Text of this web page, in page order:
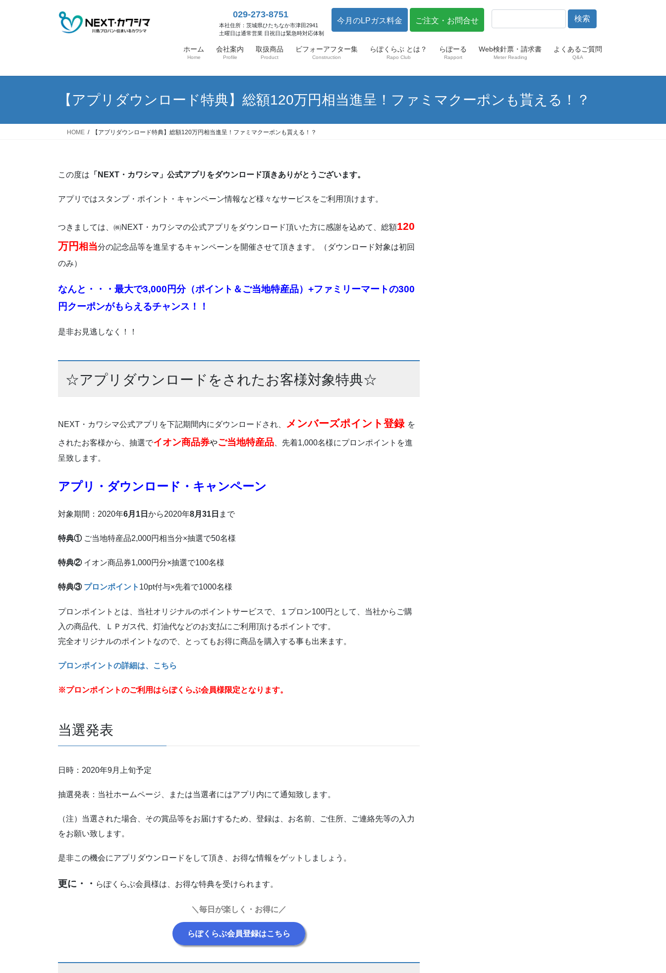
ス
ン
029-273-8751
本社住所：茨城県ひたちなか市津田2941
土曜日は通常営業 日祝日は緊急時対応体制
今月のLPガス料金 ご注文・お問合せ
ホーム
Home
会社案内
Profile
取扱商品
Product
ビフォーアフター集
Construction
らぽくらぶ とは？
Rapo Club
らぽーる
Rapport
Web検針票・請求書
Meter Reading
よくあるご質問
Q&A
【アプリダウンロード特典】総額120万円相当進呈！ファミマクーポンも貰える！？
HOME 【アプリダウンロード特典】総額120万円相当進呈！ファミマクーポンも貰える！？
この度は 「NEXT・カワシマ」公式アプリをダウンロード頂きありがとうございます。
アプリではスタンプ・ポイント・キャンペーン情報など様々なサービスをご利用頂けます。
つきましては、㈱NEXT・カワシマの公式アプリをダウンロード頂いた方に感謝を込めて、総額120
万円相当分の記念品等を進呈するキャンペーンを開催させて頂きます。（ダウンロード対象は初回
のみ）
なんと・・・ 最大で3,000円分（ポイント＆ご当地特産品）+ファミリーマートの300
円クーポンがもらえるチャンス！！
是非お見逃しなく！！
☆アプリダウンロードをされたお客様対象特典☆
NEXT・カワシマ公式アプリを下記期間内にダウンロードされ、 メンバーズポイント登録 を
されたお客様から、抽選でイオン商品券やご当地特産品 、先着1,000名様にプロンポイントを進
呈致します。
アプリ・ダウンロード・キャンペーン
対象期間：2020年6月1日 から2020年8月31日 まで
特典① ご当地特産品2,000円相当分×抽選で50名様
特典② イオン商品券1,000円分×抽選で100名様
特典③ プロンポイント 10pt付与×先着で1000名様
プロンポイントとは、当社オリジナルのポイントサービスで、１プロン100円として、当社からご購
入の商品代、ＬＰガス代、灯油代などのお支払にご利用頂けるポイントです。
完全オリジナルのポイントなので、とってもお得に商品を購入する事も出来ます。
プロンポイントの詳細は、こちら
※プロンポイントのご利用はらぽくらぶ会員様限定となります。
当選発表
日時：2020年9月上旬予定
抽選発表：当社ホームページ、または当選者にはアプリ内にて通知致します。
（注）当選された場合、その賞品等をお届けするため、登録は、お名前、ご住所、ご連絡先等の入力
をお願い致します。
是非この機会にアプリダウンロードをして頂き、お得な情報をゲットしましょう。
更に・・ らぽくらぶ会員様は、お得な特典を受けられます。
＼毎日が楽しく・お得に／
らぽくらぶ会員登録はこちら